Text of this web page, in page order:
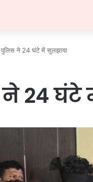
पुलिस ने 24 घंटे में सुलझाया
24 घंटे